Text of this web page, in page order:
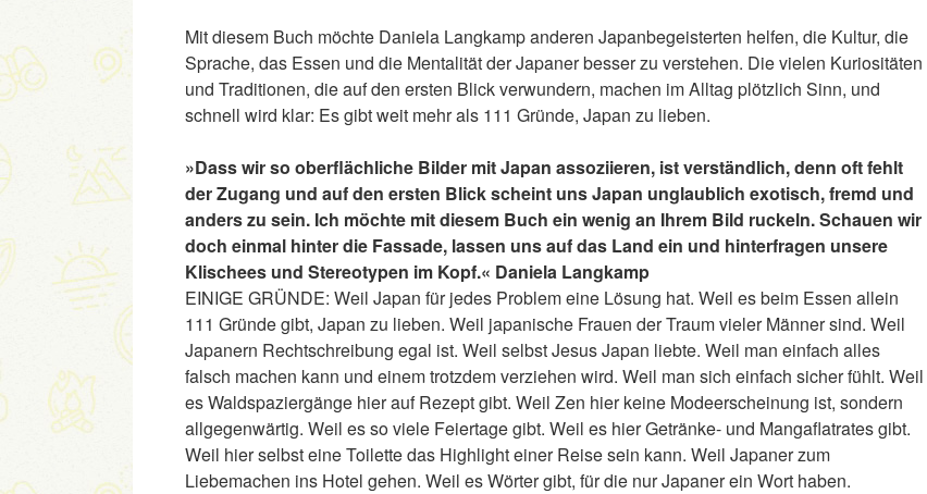
Mit diesem Buch möchte Daniela Langkamp anderen Japanbegeisterten helfen, die Kultur, die
Sprache, das Essen und die Mentalität der Japaner besser zu verstehen. Die vielen Kuriositäten
und Traditionen, die auf den ersten Blick verwundern, machen im Alltag plötzlich Sinn, und
schnell wird klar: Es gibt weit mehr als 111 Gründe, Japan zu lieben.
»Dass wir so oberflächliche Bilder mit Japan assoziieren, ist verständlich, denn oft fehlt
der Zugang und auf den ersten Blick scheint uns Japan unglaublich exotisch, fremd und
anders zu sein. Ich möchte mit diesem Buch ein wenig an Ihrem Bild ruckeln. Schauen wir
doch einmal hinter die Fassade, lassen uns auf das Land ein und hinterfragen unsere
Klischees und Stereotypen im Kopf.« Daniela Langkamp
EINIGE GRÜNDE: Weil Japan für jedes Problem eine Lösung hat. Weil es beim Essen allein
111 Gründe gibt, Japan zu lieben. Weil japanische Frauen der Traum vieler Männer sind. Weil
Japanern Rechtschreibung egal ist. Weil selbst Jesus Japan liebte. Weil man einfach alles
falsch machen kann und einem trotzdem verziehen wird. Weil man sich einfach sicher fühlt. Weil
es Waldspaziergänge hier auf Rezept gibt. Weil Zen hier keine Modeerscheinung ist, sondern
allgegenwärtig. Weil es so viele Feiertage gibt. Weil es hier Getränke- und Mangaflatrates gibt.
Weil hier selbst eine Toilette das Highlight einer Reise sein kann. Weil Japaner zum
Liebemachen ins Hotel gehen. Weil es Wörter gibt, für die nur Japaner ein Wort haben.